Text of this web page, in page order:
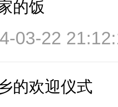
的饭
03-22
的欢迎仪式